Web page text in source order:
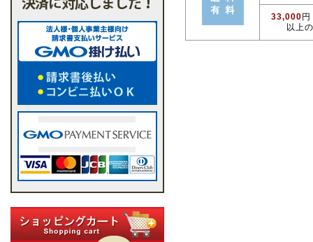
33,000
以上